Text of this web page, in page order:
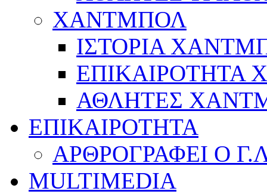
ΧΑΝΤΜΠΟΛ
ΙΣΤΟΡΙΑ
ΕΠΙΚΑΙΡΟΤΗΤΑ
ΑΘΛΗΤΕΣ
ΕΠΙΚΑΙΡΟΤΗΤΑ
ΑΡΘΡΟΓΡΑΦΕΙ Ο
MULTIMEDIA